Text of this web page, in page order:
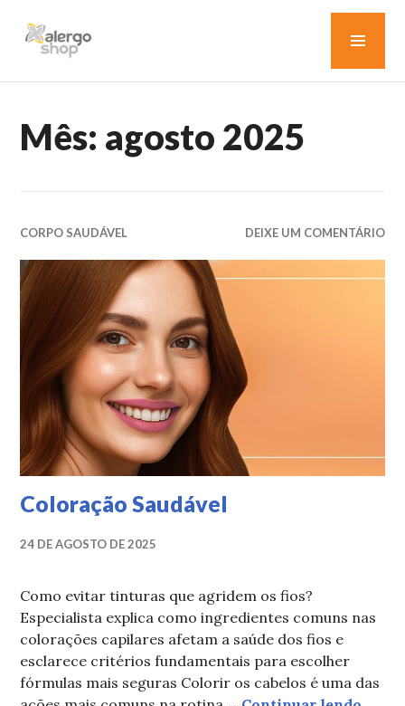
para
BLOG ALERGOSHOP
Mês: agosto 2025
CORPO SAUDÁVEL DEIXE UM COMENTÁRIO
Coloração Saudável
24 DE AGOSTO DE 2025
Como evitar tinturas que agridem os fios?
Especialista explica como ingredientes comuns nas
colorações capilares afetam a saúde dos fios e
esclarece critérios fundamentais para escolher
fórmulas mais seguras Colorir os cabelos é uma das